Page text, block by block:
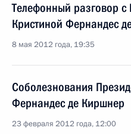
Телефонный разговор с
Кристиной Фернандес
8 мая 2012 года, 19:35
Соболезнования
Фернандес де Киршнер
23 февраля 2012 года, 12:00